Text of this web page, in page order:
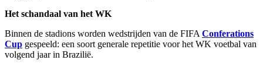
Het schandaal van het WK
Binnen de stadions worden wedstrijden van de FIFAConferations
Cup gespeeld: een soort generale repetitie voor het WK voetbal van
volgend jaar in Brazilië.